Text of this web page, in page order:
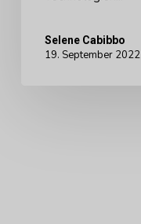
Selene Cabibbo
19. September 2022